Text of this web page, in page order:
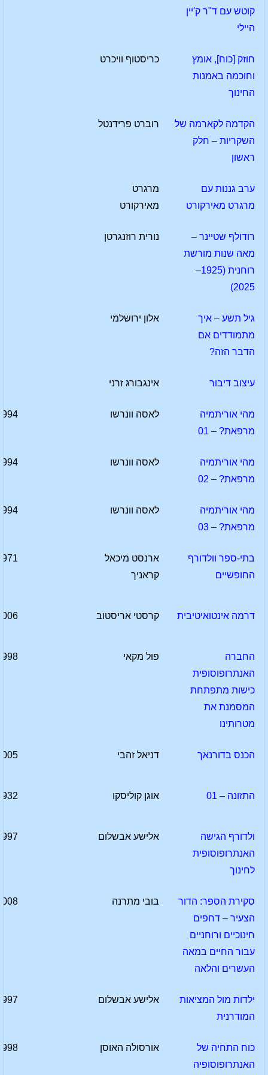
קוטש עם ד"ר ק'יין
היילי
חוזק [כוח], אומץ
וחוכמה באמנות
החינוך
כריסטוף וויכרט
הקדמה לקארמה של
השקריות – חלק
ראשון
רוברט פרידנטל
ערב גננות עם
מרגרט מאירקורט
מרגרט
מאירקורט
רודולף שטיינר –
מאה שנות מורשת
רוחנית (1925–
2025)
נורית רוזנגרטן
גיל תשע – איך
מתמודדים אם
הדבר הזה?
אלון ירושלמי
עיצוב דיבור אינגבורג זרני
מהי אוריתמיה
מרפאת? – 01
לאסה וונרשו
מהי אוריתמיה
מרפאת? – 02
לאסה וונרשו
מהי אוריתמיה
מרפאת? – 03
לאסה וונרשו
בתי-ספר וולדורף
החופשיים
ארנסט מיכאל
קראניך
דרמה אינטואיטיבית קרסטי אריסטוב
החברה
האנתרופוסופית
כישות מתפתחת
המסמנת את
מטרותינו
פול מקאי
הכנס בדורנאך דניאל זהבי
התזונה – 01 אוגן קוליסקו
ולדורף הגישה
האנתרופוסופית
לחינוך
אלישע אבשלום
סקירת הספר: הדור
הצעיר – דחפים
חינוכיים ורוחניים
עבור החיים במאה
העשרים והלאה
בובי מתרנה
ילדות מול המציאות
המודרנית
אלישע אבשלום
כוח התחיה של
האנתרופוסופיה
אורסולה האוסן